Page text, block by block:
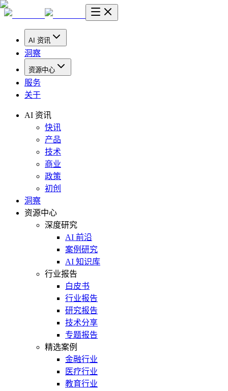
AI 资讯
洞察
资源中心
服务
关于
AI 资讯
快讯
产品
技术
商业
政策
初创
洞察
资源中心
深度研究
AI 前沿
案例研究
AI 知识库
行业报告
白皮书
行业报告
研究报告
技术分享
专题报告
精选案例
金融行业
医疗行业
教育行业